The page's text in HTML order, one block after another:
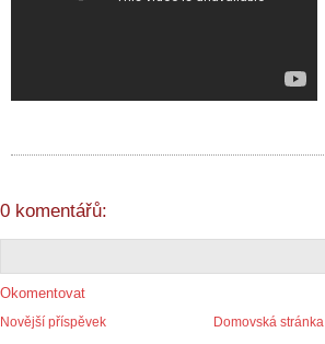
0 komentářů:
Okomentovat
Novější příspěvek Domovská stránka